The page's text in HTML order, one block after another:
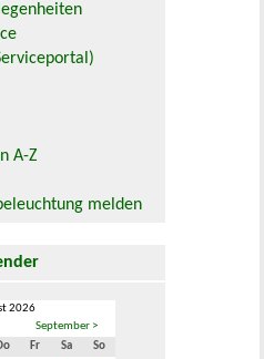
A-Z
melden
2026
September >
Fr Sa
So